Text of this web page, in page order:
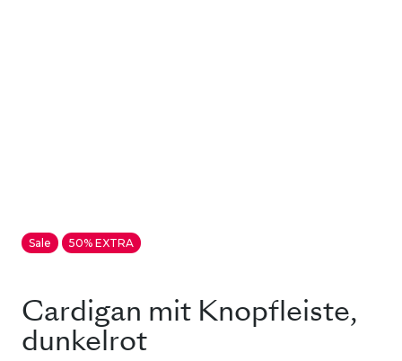
Sale 50% EXTRA
Cardigan mit Knopfleiste,
dunkelrot